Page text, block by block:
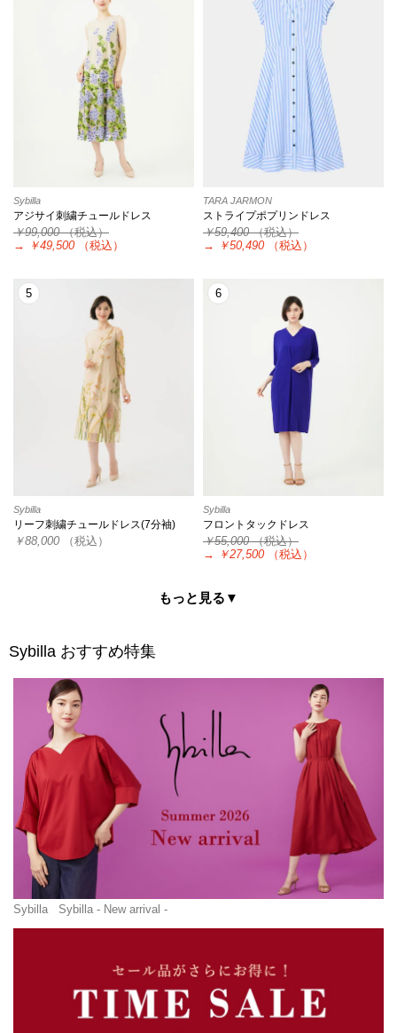
Sybilla
アジサイ刺繍チュールドレス
￥99,000（税込）
→
￥49,500 （税込）
TARA JARMON
ストライプポプリンドレス
￥59,400（税込）
→
￥50,490 （税込）
5
Sybilla
リーフ刺繍チュールドレス(7分袖)
￥88,000 （税込）
6
Sybilla
フロントタックドレス
￥55,000（税込）
→
￥27,500 （税込）
もっと見る▼
Sybilla おすすめ特集
Sybilla Sybilla - New arrival -